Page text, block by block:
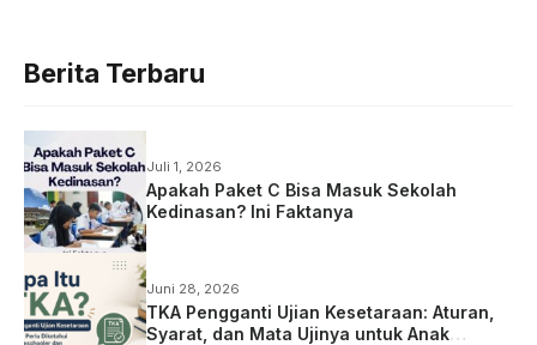
Berita Terbaru
Juli 1, 2026
Apakah Paket C Bisa Masuk Sekolah
Kedinasan? Ini Faktanya
Juni 28, 2026
TKA Pengganti Ujian Kesetaraan: Aturan,
Syarat, dan Mata Ujinya untuk Anak